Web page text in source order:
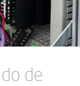
de